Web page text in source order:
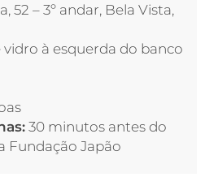
52 – 3º andar, Bela Vista,
vidro à esquerda do banco
30 minutos antes do
Fundação Japão